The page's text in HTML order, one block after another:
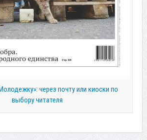
через почту или киоски по
выбору читателя